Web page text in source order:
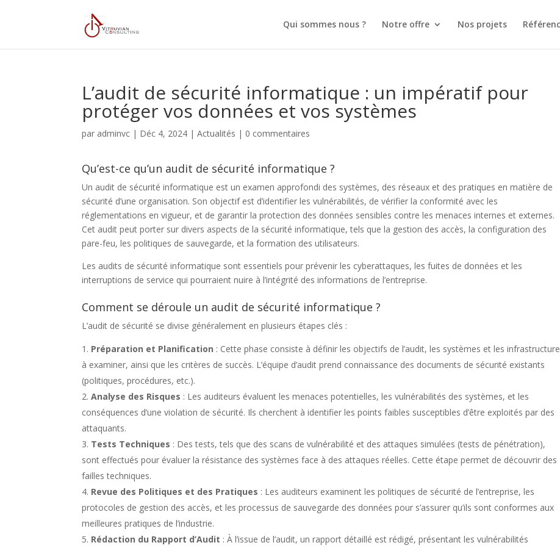
Qui sommes nous ? Notre offre Nos projets
L’audit de sécurité informatique : un impératif pour
protéger vos données et vos systèmes
par adminvc | Déc 4, 2024 |Actualités | 0 commentaires
Qu’est-ce qu’un audit de sécurité informatique ?
Un audit de sécurité informatique est un examen approfondi des systèmes, des réseaux et des pratiques en matière de
sécurité d’une organisation. Son objectif est d’identifier les vulnérabilités, de vérifier la conformité avec les
réglementations en vigueur, et de garantir la protection des données sensibles contre les menaces internes et externes.
Cet audit peut porter sur divers aspects de la sécurité informatique, tels que la gestion des accès, la configuration des
pare-feu, les politiques de sauvegarde, et la formation des utilisateurs.
Les audits de sécurité informatique sont essentiels pour prévenir les cyberattaques, les fuites de données et les
interruptions de service qui pourraient nuire à l’intégrité des informations de l’entreprise.
Comment se déroule un audit de sécurité informatique ?
L’audit de sécurité se divise généralement en plusieurs étapes clés :
Préparation et Planification : Cette phase consiste à définir les objectifs de l’audit, les systèmes et les
à examiner, ainsi que les critères de succès. L’équipe d’audit prend connaissance des documents de sécurité existants
(politiques, procédures, etc.).
Analyse des Risques : Les auditeurs évaluent les menaces potentielles, les vulnérabilités des systèmes, et les
conséquences d’une violation de sécurité. Ils cherchent à identifier les points faibles susceptibles d’être exploités par des
attaquants.
Tests Techniques : Des tests, tels que des scans de vulnérabilité et des attaques simulées (tests de pénétration),
sont effectués pour évaluer la résistance des systèmes face à des attaques réelles. Cette étape permet de découvrir des
failles techniques.
Revue des Politiques et des Pratiques : Les auditeurs examinent les politiques de sécurité de l’entreprise, les
protocoles de gestion des accès, et les processus de sauvegarde des données pour s’assurer qu’ils sont conformes aux
meilleures pratiques de l’industrie.
Rédaction du Rapport d’Audit : À l’issue de l’audit, un rapport détaillé est rédigé, présentant les vulnérabilités